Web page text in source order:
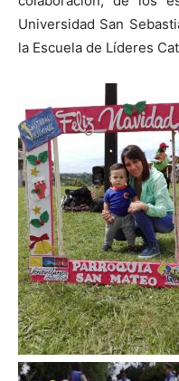
Universidad San
la Escuela de Líderes